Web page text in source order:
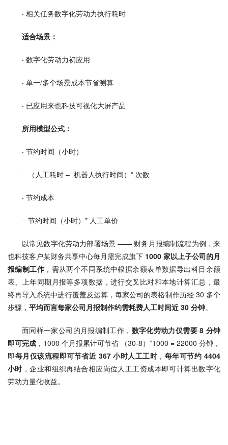
· 相关任务数字化劳动力执行耗时
适合场景：
· 数字化劳动力初应用
· 单一/多个场景成本节省测算
· 已应用来也科技可视化大屏产品
所用模型公式：
· 节约时间（小时）
= （人工耗时 –  机器人执行时间）* 次数
· 节约成本
= 节约时间（小时）* 人工单价
以常见数字化劳动力部署场景 —— 财务月报编制流程为例，来
也科技客户某财务共享中心每月需完成旗下 1000 家以上子公司的月
报编制工作 ，需从两个不同系统中根据余额表单数据导出科目余额
表、上年同期月报等多项数据，进行交叉比对和本地计算汇总，最
终再导入系统中进行覆盖及运算，每家公司的表格制作历经 30 多个
步骤， 平均而言每家公司月报制作约需耗费人工时间近 30 分钟。
而同样一家公司的月报编制工作， 数字化劳动力仅需要 8 分钟
即可完成 ，1000 个月报累计可节省 （30-8）*1000 = 22000 分钟，
即每月仅该流程即可节省近 367 小时人工工时 ， 每年可节约 4404
小时 ，企业和组织再结合相应岗位人工工资成本即可计算出数字化
劳动力量化收益。